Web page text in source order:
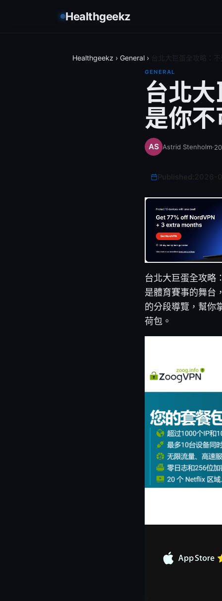
Healthgeekz
Healthgeekz › General ›
GENERAL
台北
是你
Astrid Stenholm·
台北大巨蛋全攻略
是體育賽事的舞台
的分段導覽，幫你
荷包。